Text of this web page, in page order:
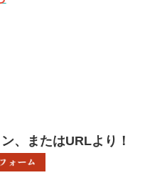
、またはURLより！